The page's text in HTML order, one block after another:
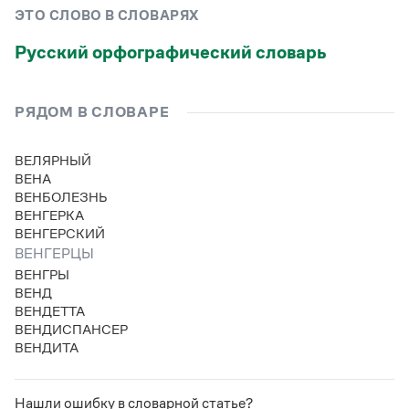
Словари русского языка как государственного
для школьников
Письмовник
Справочник по пунктуации
Словарь-справочник трудностей
Справочник по фразеологии
Азбучные истины
Словарь-справочник непростые слова
Все справочники портала
Новости и события
Словарь русских имён
Словарь методических терминов
(1956)
ЭТО СЛОВО В СЛОВАРЯХ
Русский орфографический словарь
РЯДОМ В СЛОВАРЕ
ВЕЛЯРНЫЙ
ВЕНА
ВЕНБОЛЕЗНЬ
ВЕНГЕРКА
ВЕНГЕРСКИЙ
ВЕНГЕРЦЫ
ВЕНГРЫ
ВЕНД
ВЕНДЕТТА
ВЕНДИСПАНСЕР
ВЕНДИТА
Нашли ошибку в словарной статье?